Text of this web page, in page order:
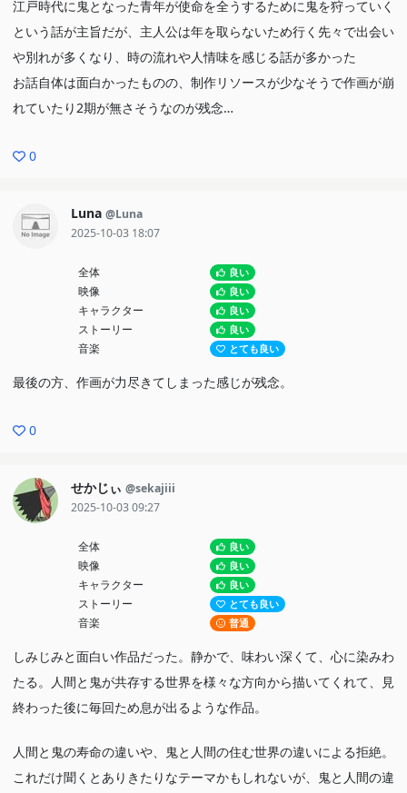
江戸時代に鬼となった青年が使命を全うするために鬼を狩っていく
という話が主旨だが、主人公は年を取らないため行く先々で出会い
や別れが多くなり、時の流れや人情味を感じる話が多かった
お話自体は面白かったものの、制作リソースが少なそうで作画が崩
れていたり2期が無さそうなのが残念…
0
Luna @Luna
2025-10-03 18:07
全体 良い
映像 良い
キャラクター 良い
ストーリー 良い
音楽 とても良い
最後の方、作画が力尽きてしまった感じが残念。
0
せかじぃ @sekajiii
2025-10-03 09:27
全体 良い
映像 良い
キャラクター 良い
ストーリー とても良い
音楽 普通
しみじみと面白い作品だった。静かで、味わい深くて、心に染みわ
たる。人間と鬼が共存する世界を様々な方向から描いてくれて、見
終わった後に毎回ため息が出るような作品。
人間と鬼の寿命の違いや、鬼と人間の住む世界の違いによる拒絶。
これだけ聞くとありきたりなテーマかもしれないが、鬼と人間の違